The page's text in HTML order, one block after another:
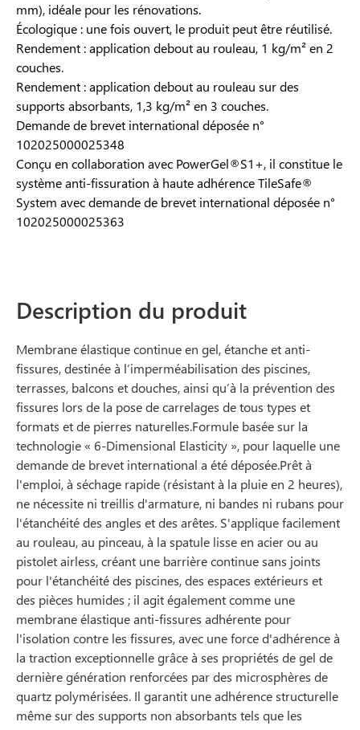
mm), idéale pour les rénovations.
Écologique : une fois ouvert, le produit peut être réutilisé.
Rendement : application debout au rouleau, 1 kg/m² en 2
couches.
Rendement : application debout au rouleau sur des
supports absorbants, 1,3 kg/m² en 3 couches.
Demande de brevet international déposée n°
102025000025348
Conçu en collaboration avec PowerGel®S1+, il constitue le
système anti-fissuration à haute adhérence TileSafe®
System avec demande de brevet international déposée n°
102025000025363
Description du produit
Membrane élastique continue en gel, étanche et anti-
fissures, destinée à l’imperméabilisation des piscines,
terrasses, balcons et douches, ainsi qu’à la prévention des
fissures lors de la pose de carrelages de tous types et
formats et de pierres naturelles.Formule basée sur la
technologie « 6-Dimensional Elasticity », pour laquelle une
demande de brevet international a été déposée.Prêt à
l'emploi, à séchage rapide (résistant à la pluie en 2 heures),
ne nécessite ni treillis d'armature, ni bandes ni rubans pour
l'étanchéité des angles et des arêtes. S'applique facilement
au rouleau, au pinceau, à la spatule lisse en acier ou au
pistolet airless, créant une barrière continue sans joints
pour l'étanchéité des piscines, des espaces extérieurs et
des pièces humides ; il agit également comme une
membrane élastique anti-fissures adhérente pour
l'isolation contre les fissures, avec une force d'adhérence à
la traction exceptionnelle grâce à ses propriétés de gel de
dernière génération renforcées par des microsphères de
quartz polymérisées. Il garantit une adhérence structurelle
même sur des supports non absorbants tels que les